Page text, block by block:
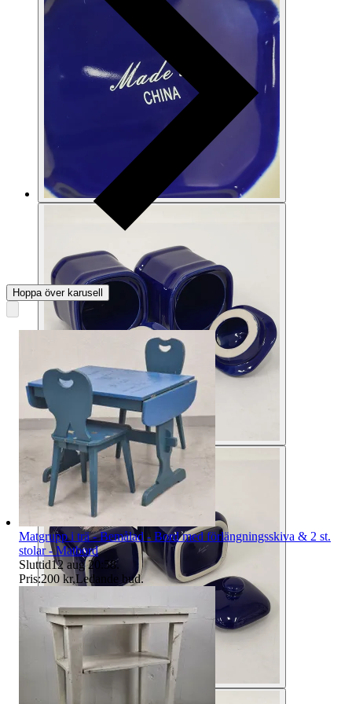
Hoppa över karusell
Matgrupp i trä - Bemålad - Bord med förlängningsskiva & 2 st.
stolar - Matbord
Sluttid12 aug 20:58.
Pris:200 kr,Ledande bud.